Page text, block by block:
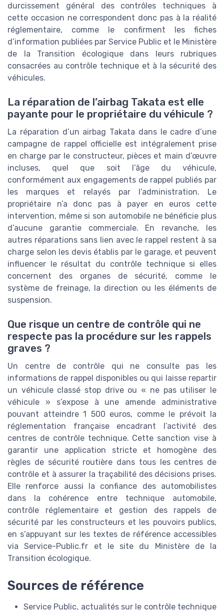
durcissement général des contrôles techniques à
cette occasion ne correspondent donc pas à la réalité
réglementaire, comme le confirment les fiches
d’information publiées par Service Public et le Ministère
de la Transition écologique dans leurs rubriques
consacrées au contrôle technique et à la sécurité des
véhicules.
La réparation de l’airbag Takata est elle
payante pour le propriétaire du véhicule ?
La réparation d’un airbag Takata dans le cadre d’une
campagne de rappel officielle est intégralement prise
en charge par le constructeur, pièces et main d’œuvre
incluses, quel que soit l’âge du véhicule,
conformément aux engagements de rappel publiés par
les marques et relayés par l’administration. Le
propriétaire n’a donc pas à payer en euros cette
intervention, même si son automobile ne bénéficie plus
d’aucune garantie commerciale. En revanche, les
autres réparations sans lien avec le rappel restent à sa
charge selon les devis établis par le garage, et peuvent
influencer le résultat du contrôle technique si elles
concernent des organes de sécurité, comme le
système de freinage, la direction ou les éléments de
suspension.
Que risque un centre de contrôle qui ne
respecte pas la procédure sur les rappels
graves ?
Un centre de contrôle qui ne consulte pas les
informations de rappel disponibles ou qui laisse repartir
un véhicule classé stop drive ou « ne pas utiliser le
véhicule » s’expose à une amende administrative
pouvant atteindre 1 500 euros, comme le prévoit la
réglementation française encadrant l’activité des
centres de contrôle technique. Cette sanction vise à
garantir une application stricte et homogène des
règles de sécurité routière dans tous les centres de
contrôle et à assurer la traçabilité des décisions prises.
Elle renforce aussi la confiance des automobilistes
dans la cohérence entre technique automobile,
contrôle réglementaire et gestion des rappels de
sécurité par les constructeurs et les pouvoirs publics,
en s’appuyant sur les textes de référence accessibles
via Service-Public.fr et le site du Ministère de la
Transition écologique.
Sources de référence
Service Public, actualités sur le contrôle technique